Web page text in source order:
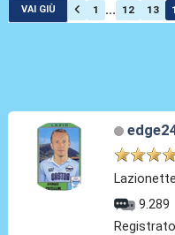
VAI GIÙ 1 ... 12 13
9.289
Registrato